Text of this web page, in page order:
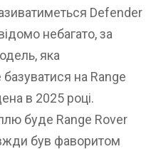
Defender
небагато, за
яка
на Range
в 2025 році.
буде Range Rover
був фаворитом